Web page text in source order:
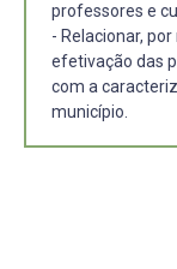
professores e
- Relacionar,
efetivação das
com a
município.